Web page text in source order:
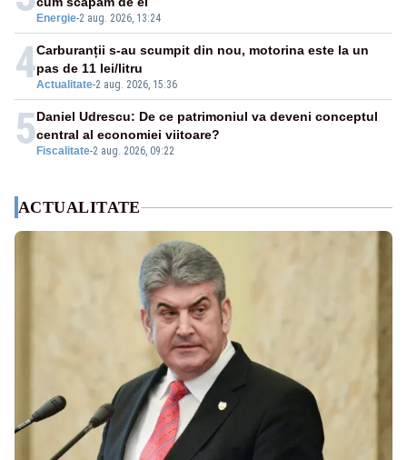
Energie-2 aug. 2026, 13:24
4Actualitate-2 aug. 2026, 15:36
Carburanții s-au scumpit din nou, motorina este la un
pas de 11 lei/litru
5 Fiscalitate-2 aug. 2026, 09:22
Daniel Udrescu: De ce patrimoniul va deveni conceptul
central al economiei viitoare?
ACTUALITATE